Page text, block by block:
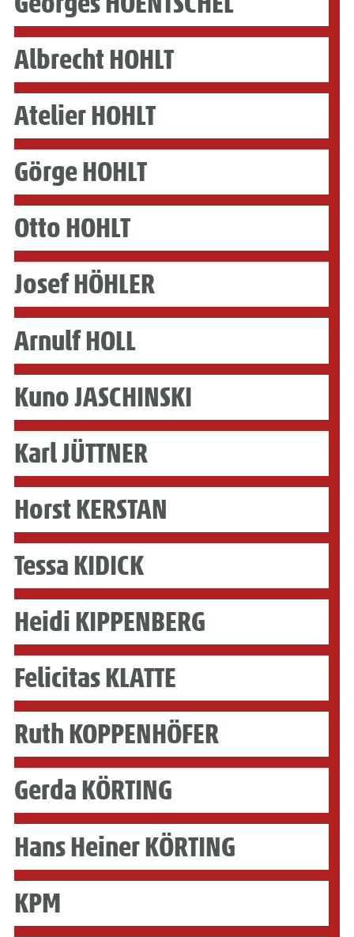
Albrecht HOHLT
Atelier HOHLT
Görge HOHLT
Otto HOHLT
Josef HÖHLER
Arnulf HOLL
Kuno JASCHINSKI
Karl JÜTTNER
Horst KERSTAN
Tessa KIDICK
Heidi KIPPENBERG
Felicitas KLATTE
Ruth KOPPENHÖFER
Gerda KÖRTING
Hans Heiner KÖRTING
KPM